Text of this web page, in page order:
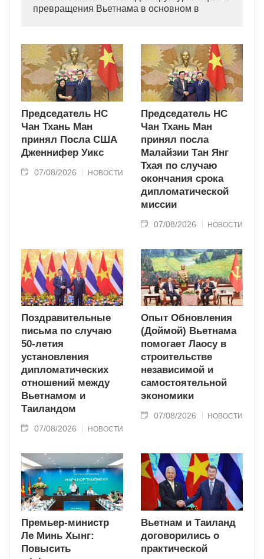
превращения Вьетнама в основном в
Председатель НС
Чан Тхань Ман
принял Посла США
Дженнифер Уикс
07/08/2026 НОВОСТИ
Председатель НС
Чан Тхань Ман
принял посла
Малайзии Тан Янг
Тхая по случаю
окончания срока
дипломатической
миссии
07/08/2026 НОВОСТИ
Поздравительные
письма по случаю
50-летия
установления
дипломатических
отношений между
Вьетнамом и
Таиландом
07/08/2026 НОВОСТИ
Опыт Обновления
(Доймой) Вьетнама
помогает Лаосу в
строительстве
независимой и
самостоятельной
экономики
07/08/2026 НОВОСТИ
Премьер-министр
Ле Минь Хынг:
Повысить
Вьетнам и Таиланд
договорились о
практической